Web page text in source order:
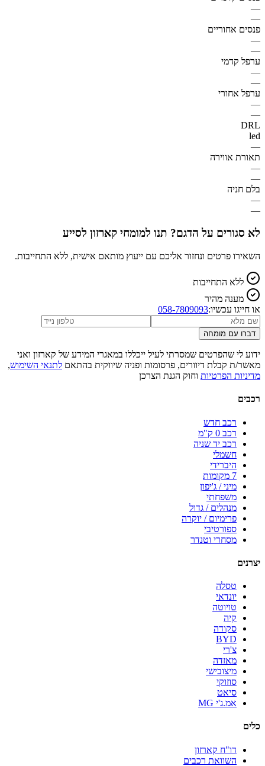
—
—
פנסים אחוריים
—
—
ערפל קדמי
—
—
ערפל אחורי
—
—
DRL
led
—
תאורת אווירה
—
—
בלם חניה
—
—
לא סגורים על הדגם? תנו למומחי קארזון לסייע
השאירו פרטים ונחזור אליכם עם ייעוץ מותאם אישית, ללא התחייבות.
ללא התחייבות
מענה מהיר
או חייגו עכשיו:058-7809093
דברו עם מומחה
ידוע לי שהפרטים שמסרתי לעיל ייכללו במאגרי המידע של קארזון ואני
מאשר/ת קבלת דיוורים, פרסומות ופניה שיווקית בהתאם לתנאי השימוש,
מדיניות הפרטיות וחוק הגנת הצרכן
רכבים
רכב חדש
רכב 0 ק"מ
רכב יד שניה
חשמלי
היברידי
7 מקומות
מיני / ג'יפון
משפחתי
מנהלים / גדול
פרימיום / יוקרה
ספורטיבי
מסחרי וטנדר
יצרנים
טסלה
יונדאי
טויוטה
קיה
סקודה
BYD
צ'רי
מאזדה
מיצובישי
סוזוקי
סיאט
אמ.ג'י MG
כלים
דו"ח קארזון
השוואת רכבים